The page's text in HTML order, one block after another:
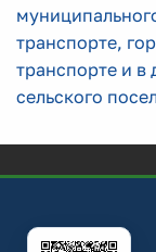
транспорте,
транспорте и в
сельского